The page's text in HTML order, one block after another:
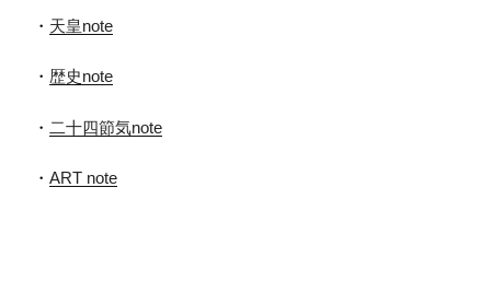
・ 天皇note
・ 歴史note
・ 二十四節気note
・ ART note